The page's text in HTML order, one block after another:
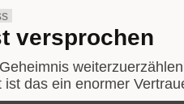
versprochen
das ein enormer